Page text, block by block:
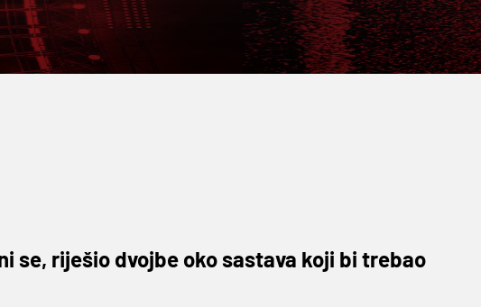
se, riješio dvojbe oko sastava koji bi trebao